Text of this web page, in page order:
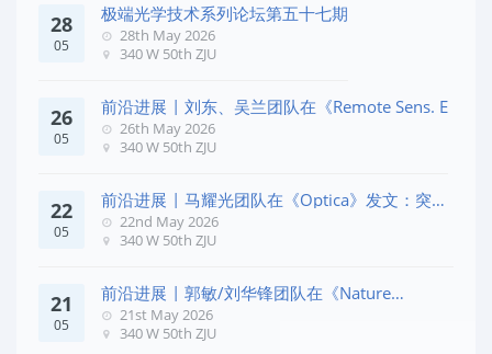
28
05
极端光学技术系列论坛第五十七期
28th May 2026
340 W 50th ZJU
26
05
前沿进展 | 刘东、吴兰团队在《Remote Sens. E
26th May 2026
340 W 50th ZJU
22
05
前沿进展 | 马耀光团队在《Optica》发文：突破
几何相位
22nd May 2026
340 W 50th ZJU
21
05
前沿进展 | 郭敏/刘华锋团队在《Nature
Commun
21st May 2026
340 W 50th ZJU